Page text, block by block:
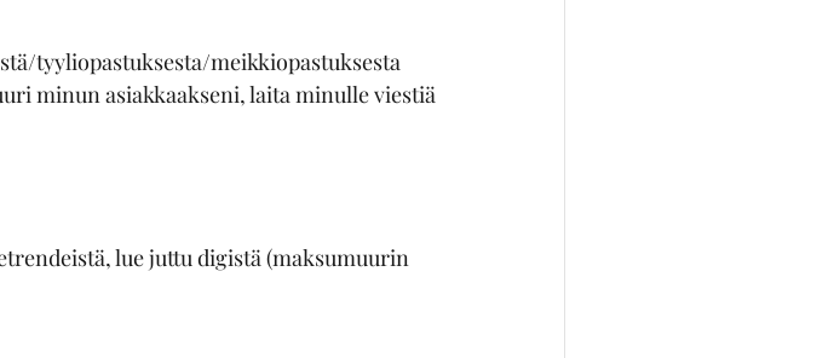
tyyliopastuksesta/meikkiopastuksesta
minun asiakkaakseni, laita minulle viestiä
lue juttu digistä (maksumuurin